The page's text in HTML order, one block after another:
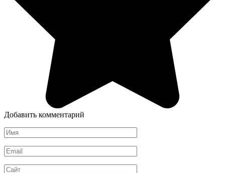
Добавить комментарий
Имя
*
Email
*
Сайт